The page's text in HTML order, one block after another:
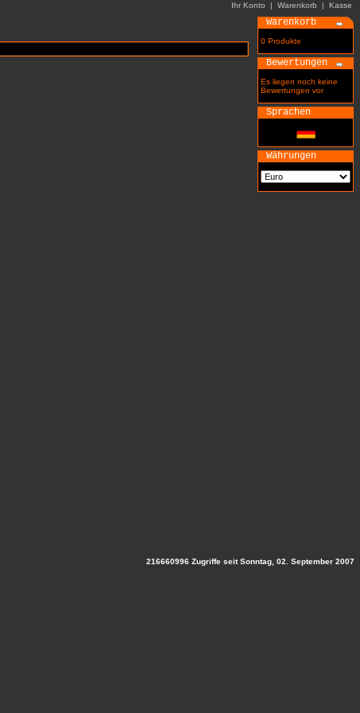
Ihr Konto | Warenkorb | Kasse
Warenkorb
0 Produkte
Bewertungen
Es liegen noch keine
Bewertungen vor
Sprachen
Währungen
216660996 Zugriffe seit Sonntag, 02. September 2007